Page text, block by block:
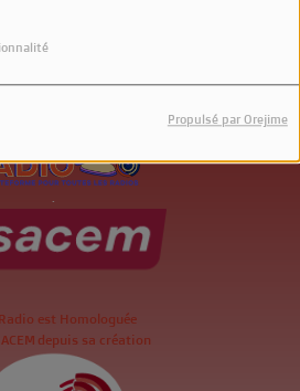
Propulsé par Orejime
est Homologuée
depuis sa création